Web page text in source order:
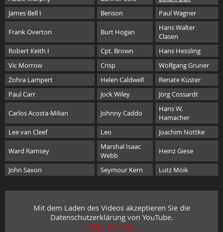
James Bell I
Benson Paul Wagner
Frank Overton Burt Hogan
Hans Walter
Clasen
Robert Keith I
Cpt. Brown
Hans Hessling
Vic Morrow
Crisp
Wolfgang Gruner
Zohra Lampert
Helen Caldwell
Renate Küster
Paul Carr
Jock Wiley Jörg Cossardt
Carlos Acosta-Milian Johnny Caddo
Hans W.
Hamacher
Lee van Cleef
Leo Joachim Nottke
Ward Ramsey
Marshal Isaac
Webb
Heinz Giese
John Saxon Seymour Kern Lutz Moik
Mit dem Laden des Videos akzeptieren Sie die
Datenschutzerklärung von YouTube.
Mehr erfahren